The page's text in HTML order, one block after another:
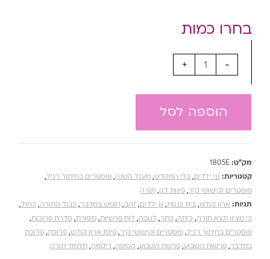
-
+
הוספה לסל
מק"ט: 1805E
קטגוריות: גני ילדים, כלי המקדש, מעגל השנה, פוסטרים בחיתוך רגיל,
פוסטרים וקישוטי קיר, פינות לגן, תורה
תגיות: ארון קודש, בית כנסת, גן ילדים, זהב, חומש במדבר, כבוד התורה, כחול,
כי מציון תצא תורה, כיתה, כתר, לגובה, לוח פרשיות, מסורת, סדרת פרוכות,
פוסטרים בחיתוך רגיל, פוסטרים וקישוטי קיר, פינת ארון קודש, פרוכת, פרוכת
במדבר, פרשות השבוע, פרשת השבוע, קטיפה, ריקמה, תלמוד תורה